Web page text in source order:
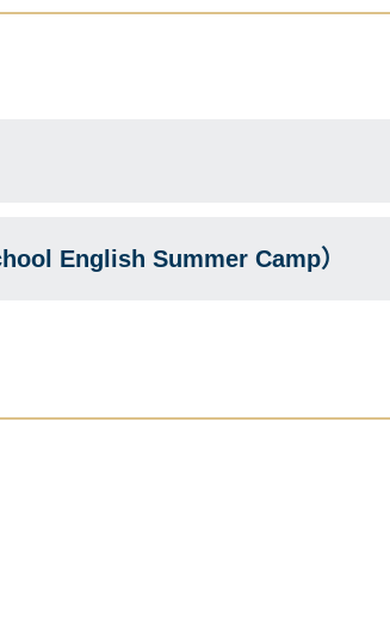
English Summer Camp）